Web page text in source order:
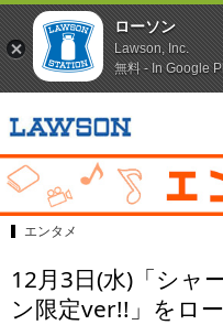
エンタメ
12月3日(水)「シャ
ン限定ver!!」をロ
ローソン
Lawson, Inc.
無料 - In Google